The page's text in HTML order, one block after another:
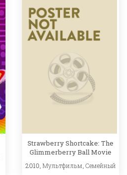
Strawberry Shortcake: The
Glimmerberry Ball Movie
2010, Мультфильм Семейный